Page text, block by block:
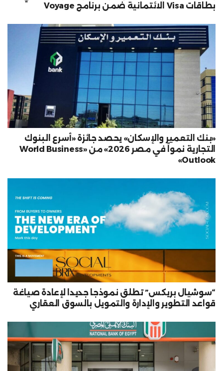
بطاقات Visa الائتمانية ضمن برنامج Voyage
«بنك التعمير والإسكان» يحصد جائزة «أسرع البنوك
التجارية نمواً في مصر 2026» من «World Business
Outlook»
“سوشيال بريكس” تطلق نموذجا جديدا لإعادة صياغة
قواعد التطوير والإدارة والتمويل بالسوق العقاري